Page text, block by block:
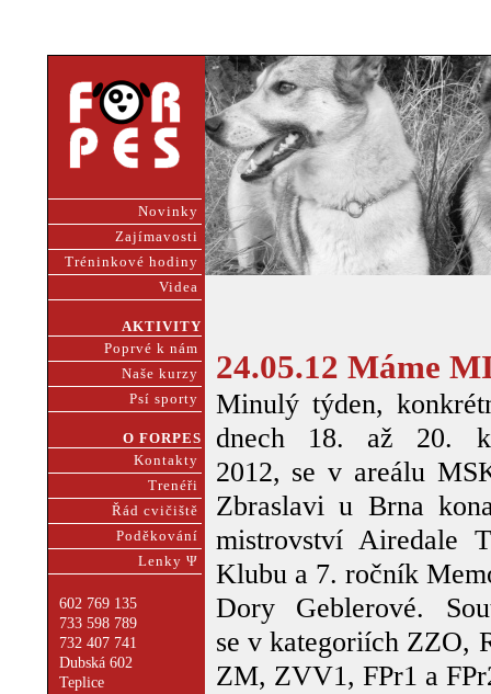
Novinky
Zajímavosti
Tréninkové hodiny
Videa
AKTIVITY
Poprvé k nám
Naše kurzy
Psí sporty
O FORPES
Kontakty
Trenéři
Řád cvičiště
Poděkování
Lenky Ψ
602 769 135
733 598 789
732 407 741
Dubská 602
Teplice
24.05.12 Máme
Minulý týden,
dnech 18. až 20.
2012, se v areálu
Zbraslavi u Brna
mistrovství Airedale
Klubu a 7. ročník
Dory Geblerové.
se v kategoriích ZZO,
ZM, ZVV1, FPr1 a